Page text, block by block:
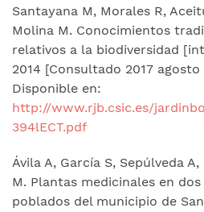
Santayana M, Morales R,
Molina M. Conocimientos
relativos a la biodiversidad
2014 [Consultado 2017 agosto
Disponible en:
http://www.rjb.csic.es/
394lECT.pdf
Ávila A, García S, Sepúlveda A,
M. Plantas medicinales en dos
poblados del municipio de